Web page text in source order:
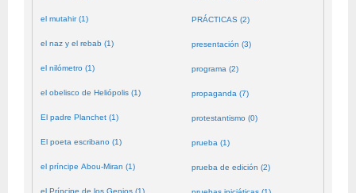
el mutahir (1)
el naz y el rebab (1)
el nilómetro (1)
el obelisco de Heliópolis (1)
El padre Planchet (1)
El poeta escribano (1)
el príncipe Abou-Miran (1)
el Príncipe de los Genios (1)
PRÁCTICAS (2)
presentación (3)
programa (2)
propaganda (7)
protestantismo (0)
prueba (1)
prueba de edición (2)